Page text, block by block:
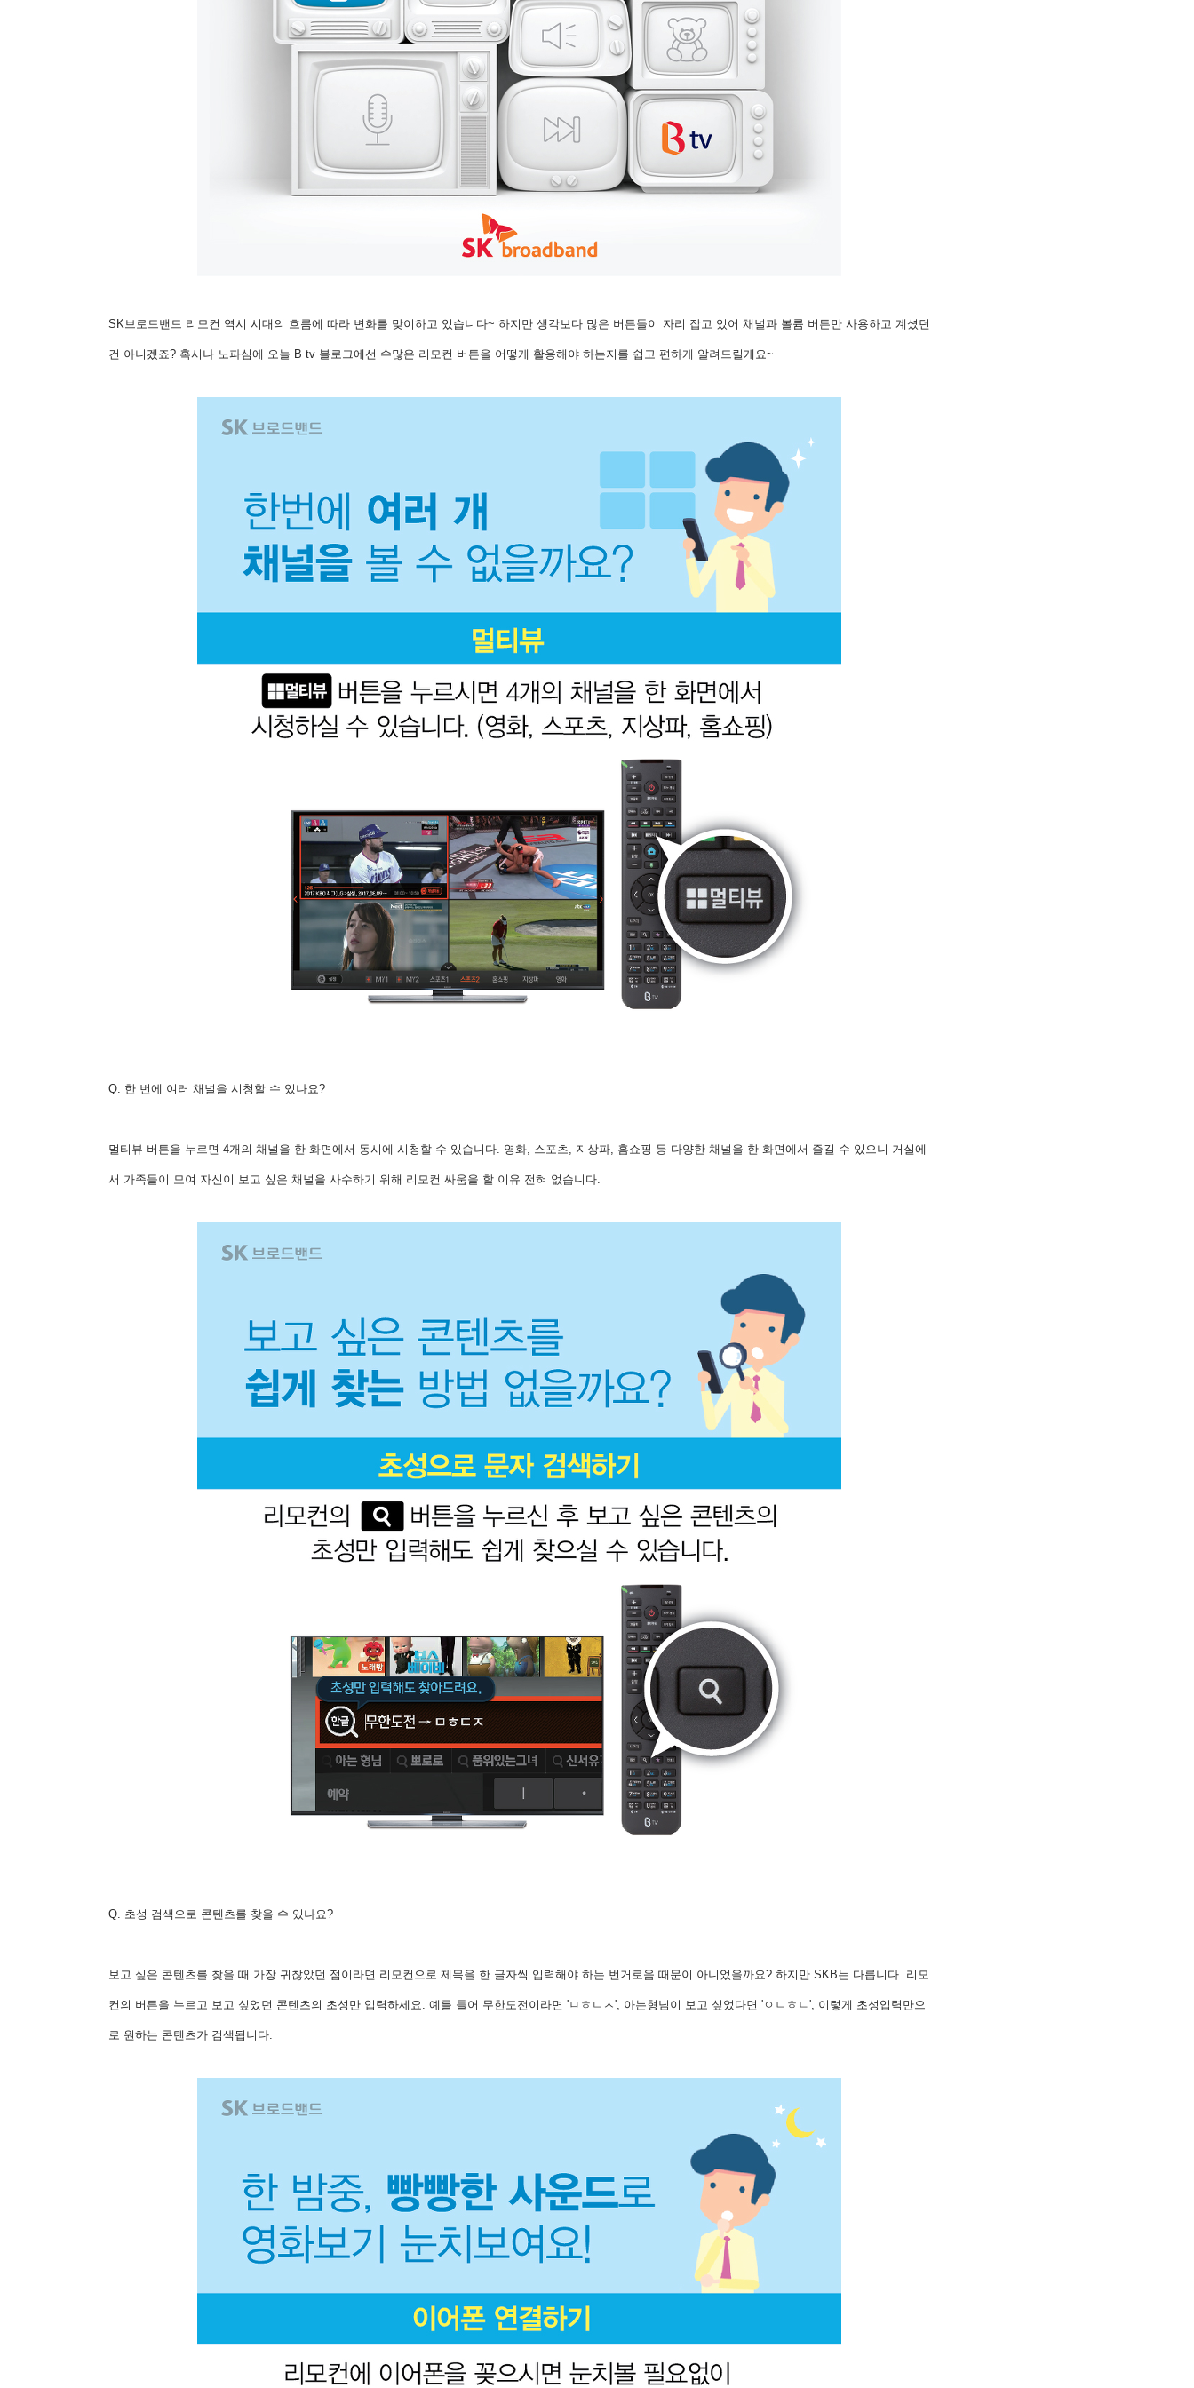
SK브로드밴드 리모컨 역시 시대의 흐름에 따라 변화를 맞이하고 있습니다~ 하지만 생각보다 많은 버튼들이 자리 잡고 있어 채널과 볼륨 버튼만 사용하고 계셨던
건 아니겠죠? 혹시나 노파심에 오늘 B tv 블로그에선 수많은 리모컨 버튼을 어떻게 활용해야 하는지를 쉽고 편하게 알려드릴게요~
Q. 한 번에 여러 채널을 시청할 수 있나요?
멀티뷰 버튼을 누르면 4개의 채널을 한 화면에서 동시에 시청할 수 있습니다. 영화, 스포츠, 지상파, 홈쇼핑 등 다양한 채널을 한 화면에서 즐길 수 있으니 거실에
서 가족들이 모여 자신이 보고 싶은 채널을 사수하기 위해 리모컨 싸움을 할 이유 전혀 없습니다.
Q. 초성 검색으로 콘텐츠를 찾을 수 있나요?
보고 싶은 콘텐츠를 찾을 때 가장 귀찮았던 점이라면 리모컨으로 제목을 한 글자씩 입력해야 하는 번거로움 때문이 아니었을까요? 하지만 SKB는 다릅니다. 리모
컨의 버튼을 누르고 보고 싶었던 콘텐츠의 초성만 입력하세요. 예를 들어 무한도전이라면 'ㅁㅎㄷㅈ', 아는형님이 보고 싶었다면 'ㅇㄴㅎㄴ', 이렇게 초성입력만으
로 원하는 콘텐츠가 검색됩니다.